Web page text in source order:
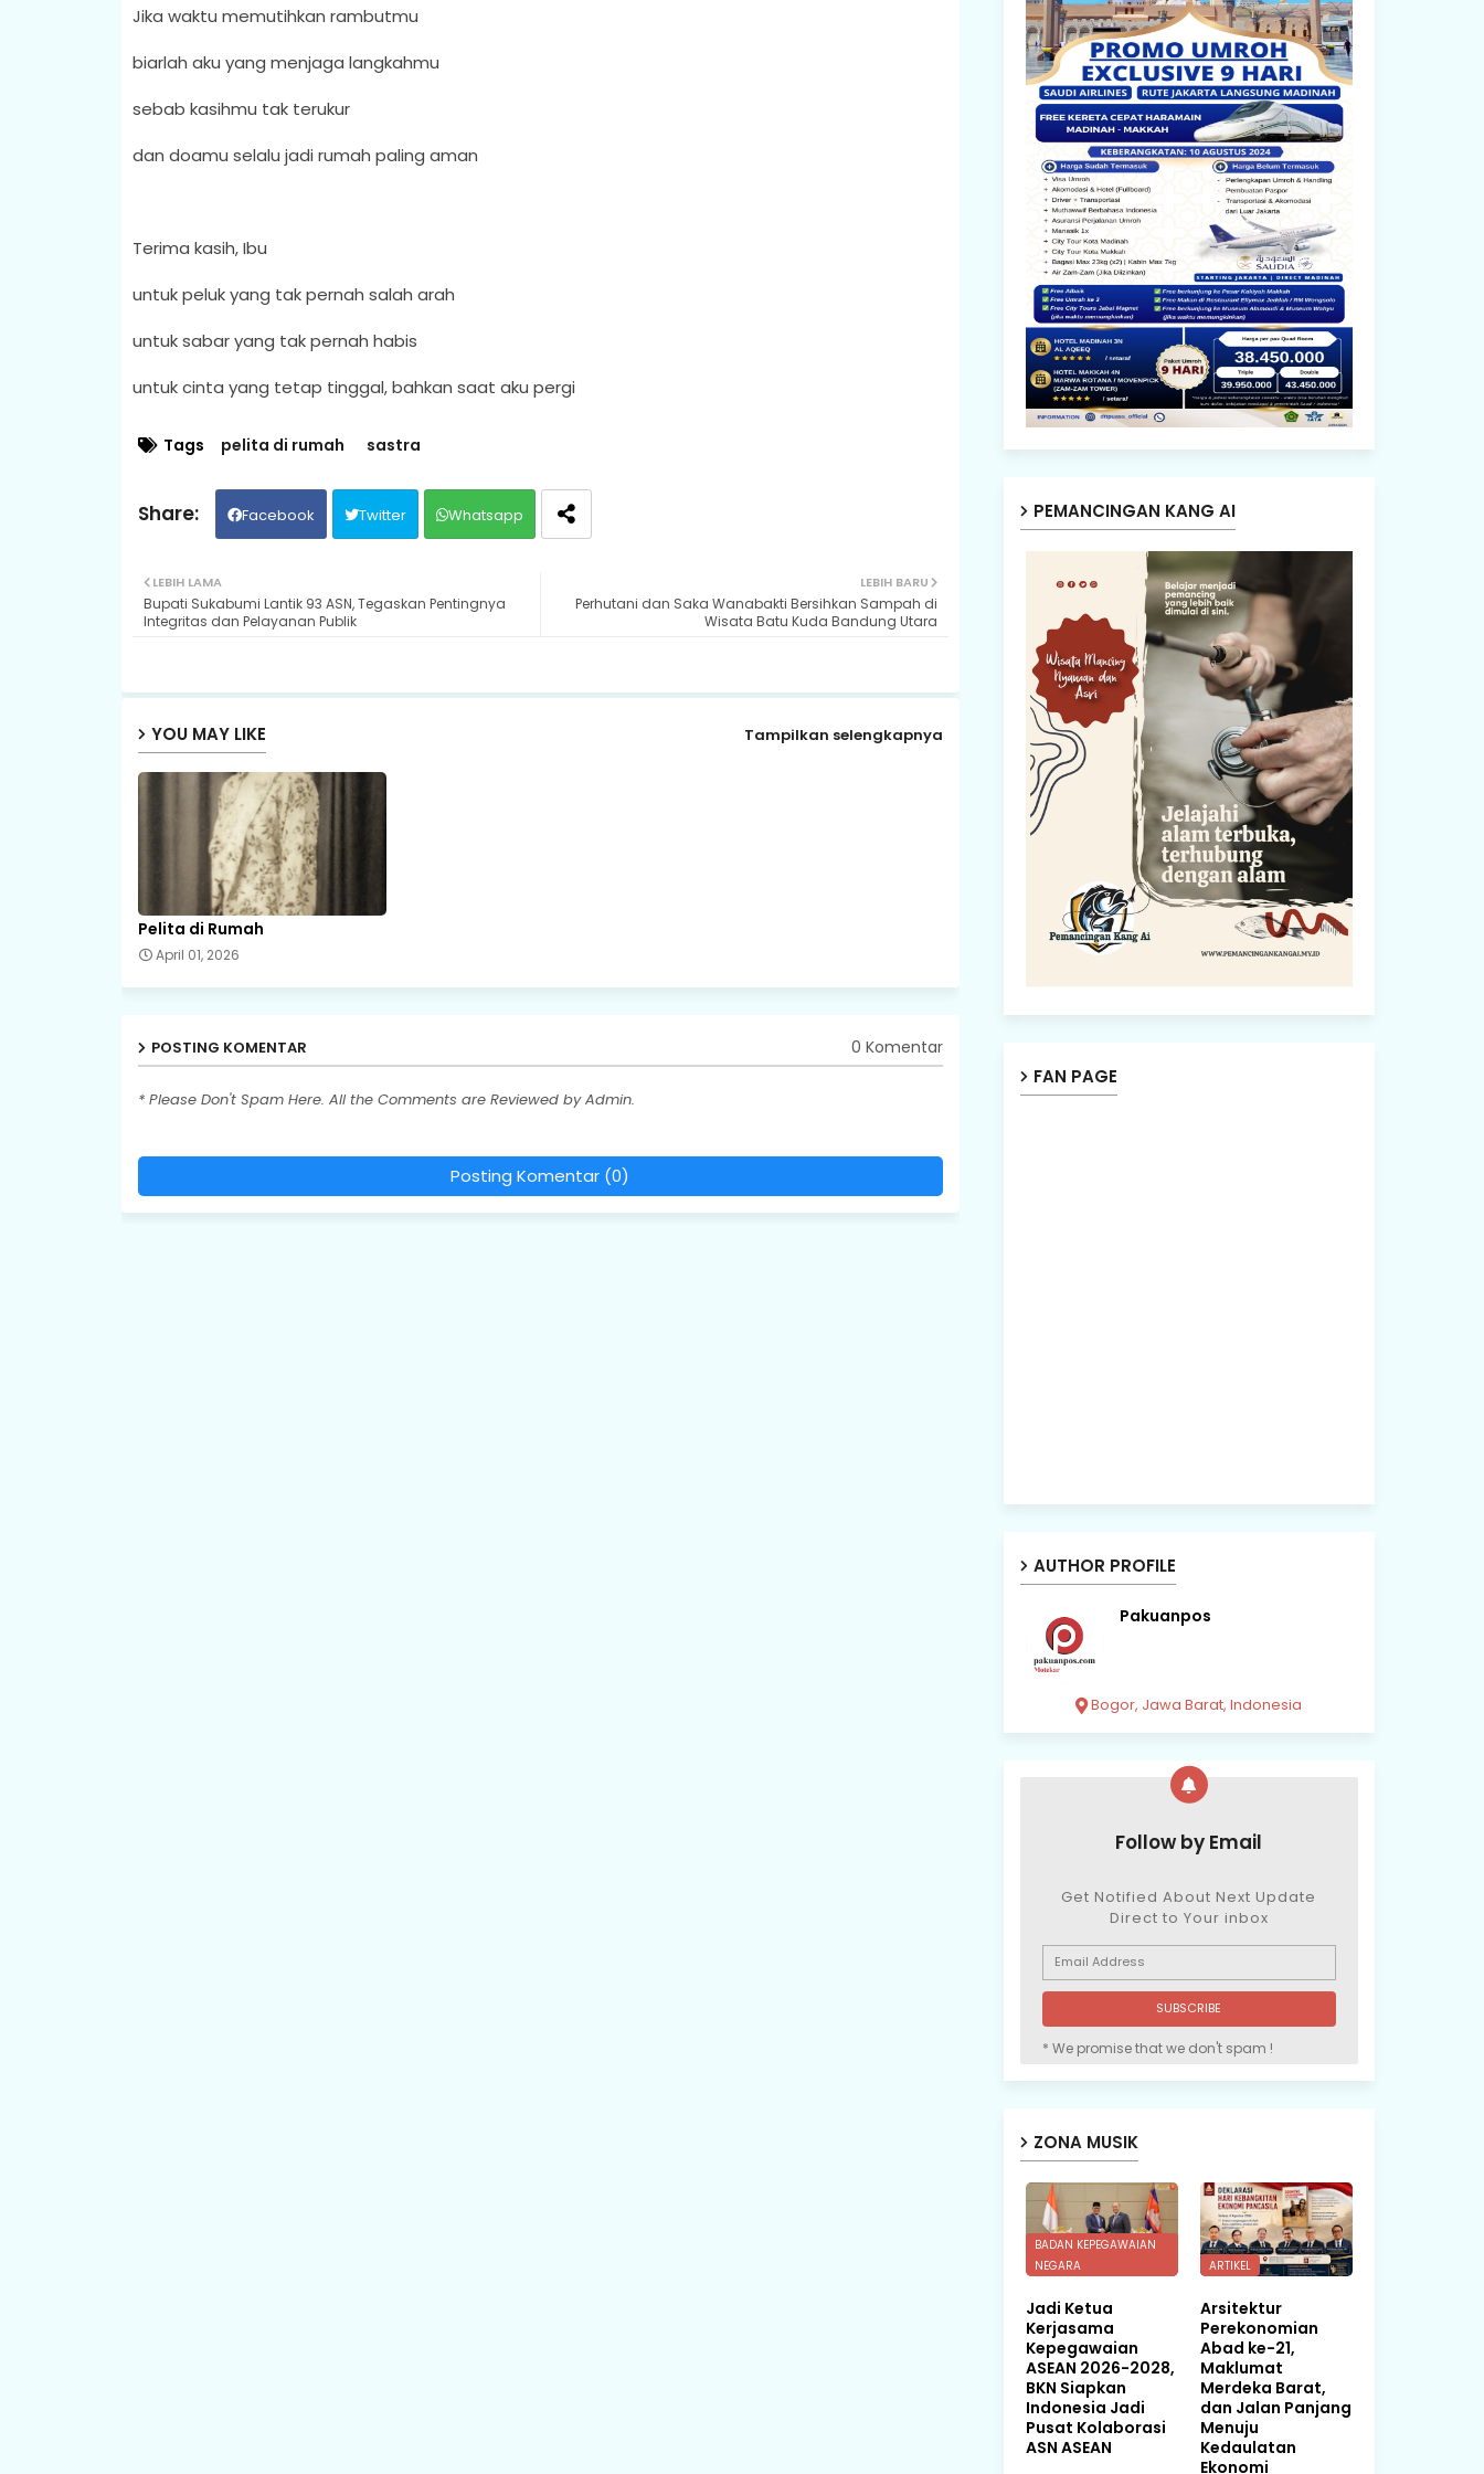
Jika waktu memutihkan rambutmu
biarlah aku yang menjaga langkahmu
sebab kasihmu tak terukur
dan doamu selalu jadi rumah paling aman
Terima kasih, Ibu
untuk peluk yang tak pernah salah arah
untuk sabar yang tak pernah habis
untuk cinta yang tetap tinggal, bahkan saat aku pergi
Tags pelita di rumah sastra
Facebook Twitter Whatsapp
LEBIH BARU
Perhutani dan Saka Wanabakti Bersihkan Sampah di
Wisata Batu Kuda Bandung Utara
LEBIH LAMA
Bupati Sukabumi Lantik 93 ASN, Tegaskan Pentingnya
Integritas dan Pelayanan Publik
YOU MAY LIKE Tampilkan selengkapnya
Pelita di Rumah
April 01, 2026
POSTING KOMENTAR 0 Komentar
* Please Don't Spam Here. All the Comments are Reviewed by Admin.
Posting Komentar (0)
PEMANCINGAN KANG AI
FAN PAGE
AUTHOR PROFILE
Pakuanpos
Bogor, Jawa Barat, Indonesia
Follow by Email
Get Notified About Next Update
Direct to Your inbox
* We promise that we don't spam !
ZONA MUSIK
BADAN KEPEGAWAIAN
NEGARA
Jadi Ketua
Kerjasama
Kepegawaian
ASEAN 2026-2028,
BKN Siapkan
Indonesia Jadi
Pusat Kolaborasi
ASN ASEAN
ARTIKEL
Arsitektur
Perekonomian
Abad ke-21,
Maklumat
Merdeka Barat,
dan Jalan Panjang
Menuju
Kedaulatan
Ekonomi